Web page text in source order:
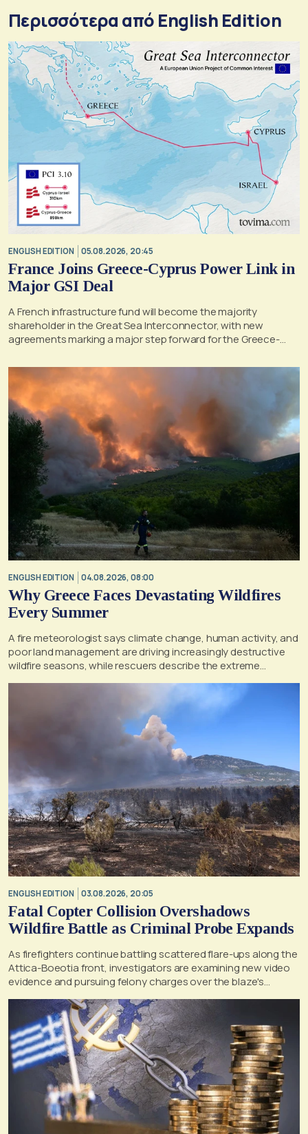
Περισσότερα από English Edition
ENGLISH EDITION 05.08.2026, 20:45
France Joins Greece-Cyprus Power Link in
Major GSI Deal
A French infrastructure fund will become the majority
shareholder in the Great Sea Interconnector, with new
agreements marking a major step forward for the Greece-
ENGLISH EDITION 04.08.2026, 08:00
Why Greece Faces Devastating Wildfires
Every Summer
A fire meteorologist says climate change, human activity, and
poor land management are driving increasingly destructive
wildfire seasons, while rescuers describe the extreme
conditions faced during the Porto Germeno blaze
ENGLISH EDITION 03.08.2026, 20:05
Fatal Copter Collision Overshadows
Wildfire Battle as Criminal Probe Expands
As firefighters continue battling scattered flare-ups along the
Attica-Boeotia front, investigators are examining new video
evidence and pursuing felony charges over the blaze's
suspected origin